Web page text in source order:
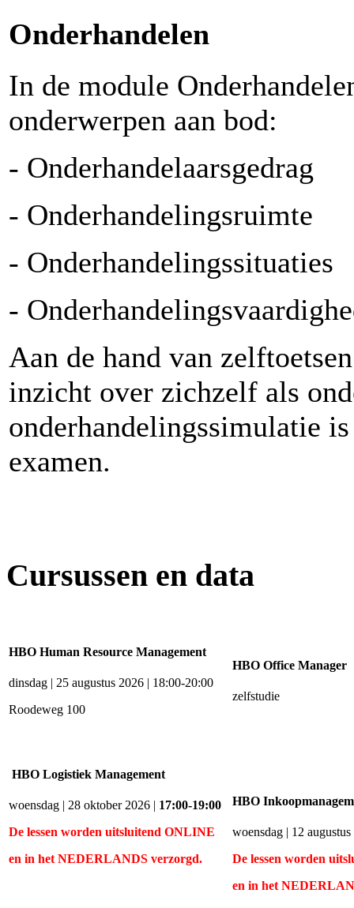
Onderhandelen
In de module
onderwerpen aan bod:
- Onderhandelaarsgedrag
- Onderhandelingsruimte
- Onderhandelingssituaties
-
Aan de hand van
inzicht over zichzelf als
onderhandelingssimulatie
examen.
Cursussen en data
HBO Human Resource Management
dinsdag | 25 augustus 2026 | 18:00-20:00
Roodeweg 100
HBO Office Manager
zelfstudie
HBO Logistiek Management
woensdag | 28 oktober 2026 | 17:00-19:00
De lessen worden uitsluitend ONLINE
en in het NEDERLANDS verzorgd.
HBO
woensdag | 12
De lessen worden
en in het